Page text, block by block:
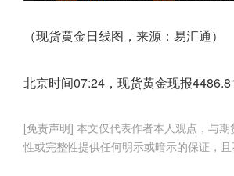
（现货黄金日线图，来源：易汇通）
北京时间07:24，现货黄金现报
[免责声明] 本文仅代表作者本人观点，与
性或完整性提供任何明示或暗示的保证，